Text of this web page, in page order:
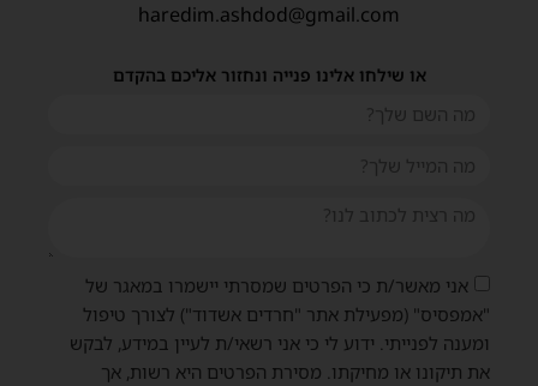
haredim.ashdod@gmail.com
או שילחו אלינו פנייה ונחזור אליכם בהקדם
אני מאשר/ת כי הפרטים שמסרתי יישמרו במאגר של
"אמפסיס" (מפעילת אתר "חרדים אשדוד") לצורך טיפול
ומענה לפנייתי. ידוע לי כי אני רשאי/ת לעיין במידע, לבקש
את תיקונו או מחיקתו. מסירת הפרטים היא רשות, אך